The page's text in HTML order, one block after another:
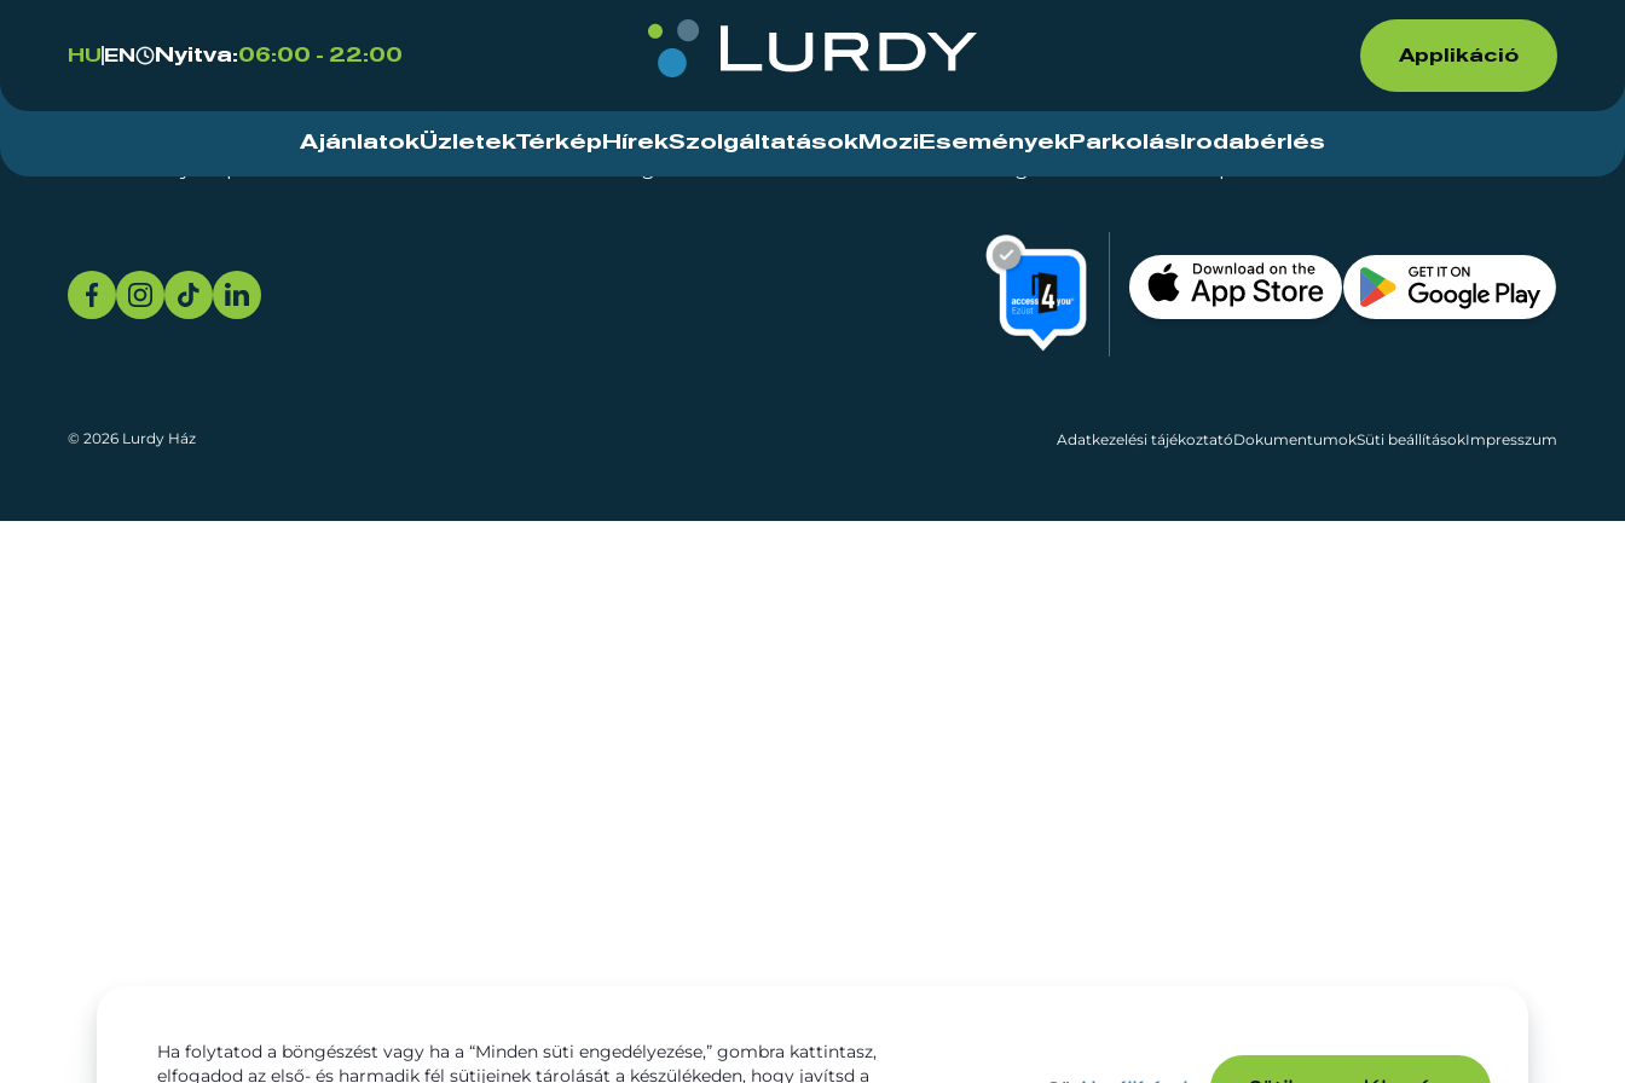
HU EN Nyitva:06:00 - 22:00 Applikáció
AjánlatokÜzletekTérkép HírekSzolgáltatások Mozi Események Parkolás Irodabérlés
© 2026 Lurdy Ház Adatkezelési tájékoztatóDokumentumokSüti beállításokImpresszum
Ha folytatod a böngészést vagy ha a “Minden süti engedélyezése,” gombra kattintasz,
elfogadod az első- és harmadik fél sütijeinek tárolását a készülékeden, hogy javítsd a